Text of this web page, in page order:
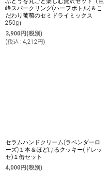
峰スパークリング(ハーフボトル)＆こ
だわり葡萄のセミドライミックス
250g）
3,900円 (税別)
(税込 : 4,212円)
セラムハンドクリーム(ラベンダーロ
ーズ)１本＆ほどけるクッキー(ドレッ
セ)１缶セット
4,000円 (税別)